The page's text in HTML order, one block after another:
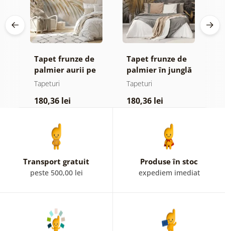
Tapet frunze de
palmier aurii pe
fundal bej
Tapeturi
180,36 lei
Tapet frunze de
palmier în junglă
Tapeturi
180,36 lei
Transport gratuit
peste 500,00 lei
Produse în stoc
expediem imediat